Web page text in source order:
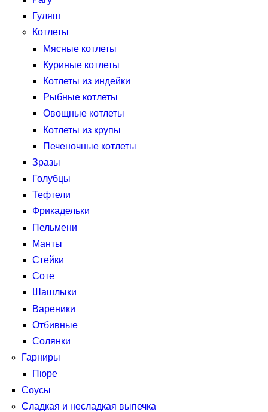
Гуляш
Котлеты
Мясные котлеты
Куриные котлеты
Котлеты из индейки
Рыбные котлеты
Овощные котлеты
Котлеты из крупы
Печеночные котлеты
Зразы
Голубцы
Тефтели
Фрикадельки
Пельмени
Манты
Стейки
Соте
Шашлыки
Вареники
Отбивные
Солянки
Гарниры
Пюре
Соусы
Сладкая и несладкая выпечка